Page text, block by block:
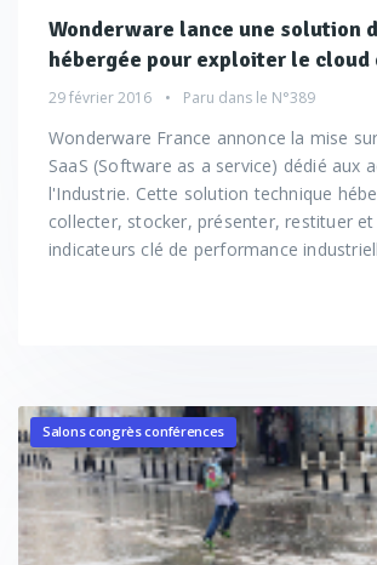
Wonderware lance une solution
hébergée pour exploiter le
29 février 2016 Paru dans le N°389
Wonderware France annonce la mise
SaaS (Software as a service) dédié aux
l'Industrie. Cette solution technique
collecter, stocker, présenter, restituer
indicateurs clé de performance
Salons congrès conférences